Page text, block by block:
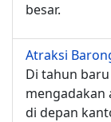
besar.
Atraksi
Di tahun
mengadakan
di depan